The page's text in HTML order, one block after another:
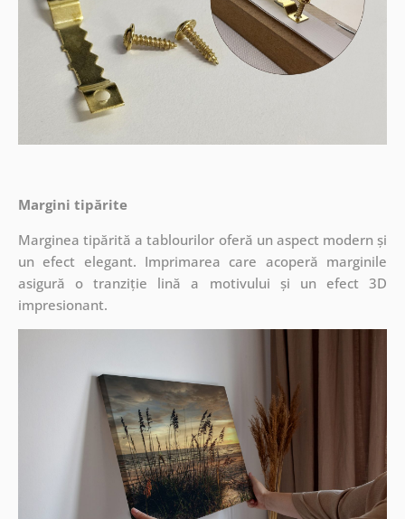
Margini tipărite
Marginea tipărită a tablourilor oferă un aspect modern și
un efect elegant. Imprimarea care acoperă marginile
asigură o tranziție lină a motivului și un efect 3D
impresionant.